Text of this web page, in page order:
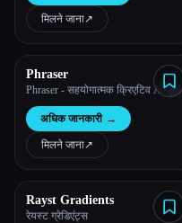
मिलने जाना↗︎
Phraser
Phraser - सहयोगात्मक क्रिएटिव AI टूल
अधिक जानकारी →
मिलने जाना↗︎
Rayst Gradients
रेयस्ट ग्रेडिएंट्स